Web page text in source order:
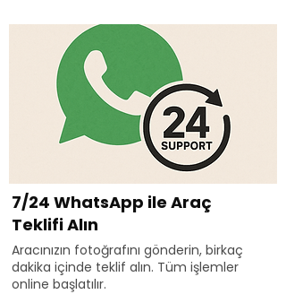
7/24 WhatsApp ile Araç
Teklifi Alın
Aracınızın fotoğrafını gönderin, birkaç
dakika içinde teklif alın. Tüm işlemler
online başlatılır.